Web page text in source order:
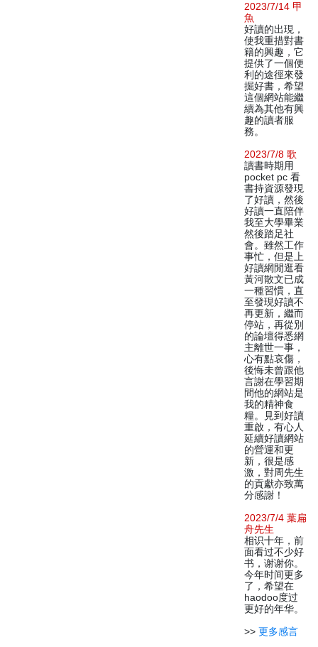
2023/7/14 甲
魚
好讀的出現，
使我重措對書
籍的興趣，它
提供了一個便
利的途徑來發
掘好書，希望
這個網站能繼
續為其他有興
趣的讀者服
務。
2023/7/8 歌
讀書時期用
pocket pc 看
書持資源發現
了好讀，然後
好讀一直陪伴
我至大學畢業
然後踏足社
會。雖然工作
事忙，但是上
好讀網閒逛看
黃河散文已成
一種習慣，直
至發現好讀不
再更新，繼而
停站，再從別
的論壇得悉網
主離世一事，
心有點哀傷，
後悔未曾跟他
言謝在學習期
間他的網站是
我的精神食
糧。見到好讀
重啟，有心人
延續好讀網站
的營運和更
新，很是感
激，對周先生
的貢獻亦致萬
分感謝！
2023/7/4 葉扁
舟先生
相识十年，前
面看过不少好
书，谢谢你。
今年时间更多
了，希望在
haodoo度过
更好的年华。
>> 更多感言